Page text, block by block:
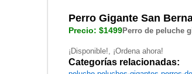
Perro Gigante San
Precio: $1499Perro de peluche
¡Disponible!, ¡Ordena ahora!
Categorías relacionadas: